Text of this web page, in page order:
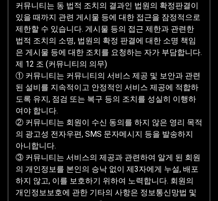
커뮤니티는 동 법적 조치의 결과인 법원의 확정판결이
있을 때까지 관련 게시물 등에 대한 접근을 잠정적으로
제한할 수 있습니다. 게시물 등의 접근 제한과 관련한
법적 조치의 소명, 법원의 확정 판결에 대한 소명 책임
은 게시물 등에 대한 조치를 요청하는 자가 부담합니다.
제 12 조 (커뮤니티의 의무)
① 커뮤니티는 커뮤니티의 서비스 제공 및 보안과 관련
된 설비를 지속적이고 안정적인 서비스 제공에 적합하
도록 유지, 점검 또는 복구 등의 조치를 성실히 이행하
여야 합니다.
② 커뮤니티는 회원이 수신 동의를 하지 않은 영리 목적
의 광고성 전자우편, SMS 문자메시지 등을 발송하지
아니합니다.
③ 커뮤니티는 서비스의 제공과 관련하여 알게 된 회원
의 개인정보를 본인의 승낙 없이 제3자에게 누설, 배포
하지 않고, 이를 보호하기 위하여 노력합니다. 회원의
개인정보보호에 관한 기타의 사항은 정보통신망법 및